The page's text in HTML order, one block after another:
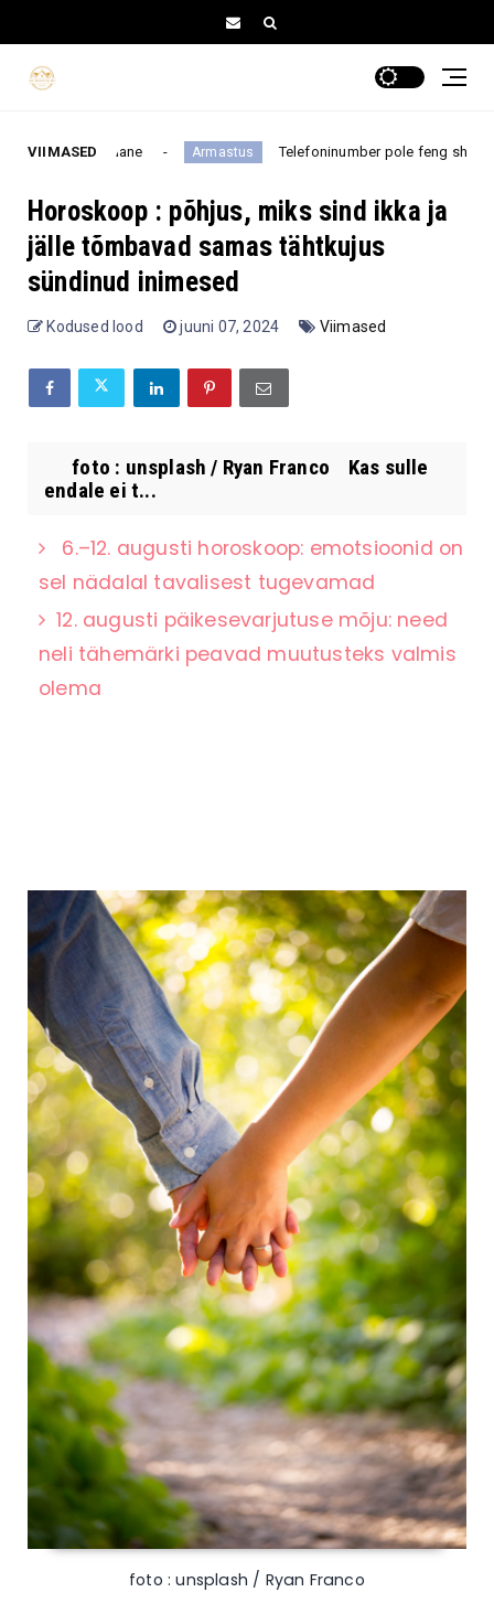
VIIMASED
plaane Armastus Telefoninumber pole feng shui järgi sugugi
Horoskoop : põhjus, miks sind ikka ja
jälle tõmbavad samas tähtkujus
sündinud inimesed
Kodused lood juuni 07, 2024 Viimased
foto : unsplash / Ryan Franco Kas sulle
endale ei t...
6.–12. augusti horoskoop: emotsioonid on
sel nädalal tavalisest tugevamad
12. augusti päikesevarjutuse mõju: need
neli tähemärki peavad muutusteks valmis
olema
foto : unsplash / Ryan Franco